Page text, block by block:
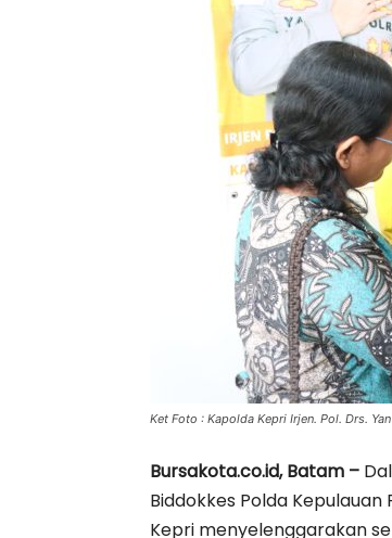
Ket Foto : Kapolda Kepri Irjen. Pol. Drs.
Bursakota.co.id, Batam –
Biddokkes Polda
Kepri menyelenggarakan